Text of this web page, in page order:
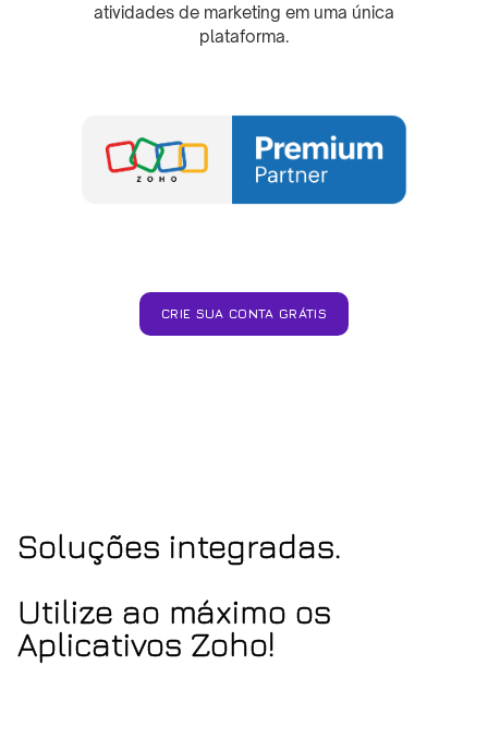
atividades de marketing em uma única
plataforma.
CRIE SUA CONTA GRÁTIS
Soluções integradas.
Utilize ao máximo os
Aplicativos Zoho!